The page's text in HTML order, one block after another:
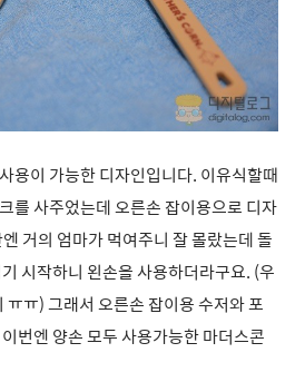
용이 가능한 디자인입니다. 이유식할때
를 사주었는데 오른손 잡이용으로 디자
거의 엄마가 먹여주니 잘 몰랐는데 돌
시작하니 왼손을 사용하더라구요. (우
ㅠ) 그래서 오른손 잡이용 수저와 포
번엔 양손 모두 사용가능한 마더스콘